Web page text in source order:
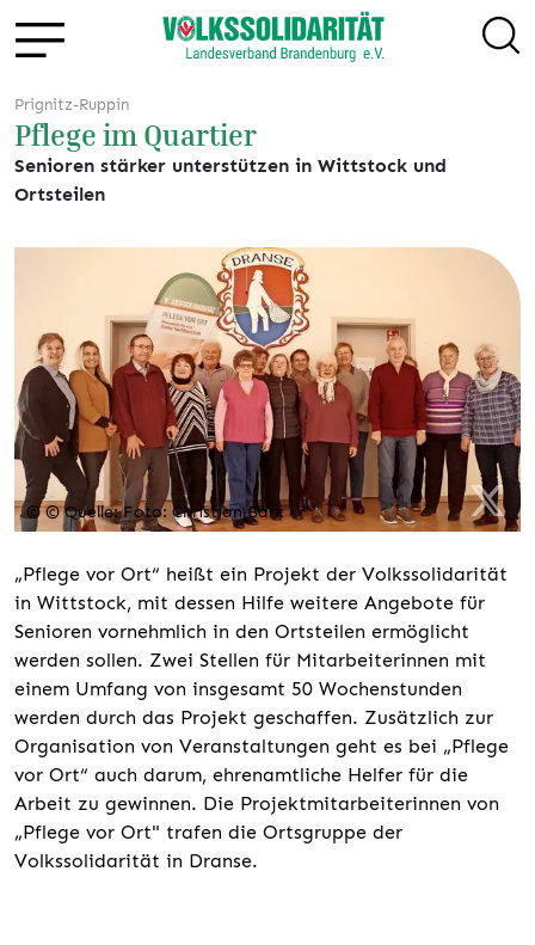
Prignitz-Ruppin
Pflege im Quartier
Senioren stärker unterstützen in Wittstock und
Ortsteilen
© © Quelle: Foto: Christian Bark
„Pflege vor Ort“ heißt ein Projekt der Volkssolidarität
in Wittstock, mit dessen Hilfe weitere Angebote für
Senioren vornehmlich in den Ortsteilen ermöglicht
werden sollen. Zwei Stellen für Mitarbeiterinnen mit
einem Umfang von insgesamt 50 Wochenstunden
werden durch das Projekt geschaffen. Zusätzlich zur
Organisation von Veranstaltungen geht es bei „Pflege
vor Ort“ auch darum, ehrenamtliche Helfer für die
Arbeit zu gewinnen. Die Projektmitarbeiterinnen von
„Pflege vor Ort" trafen die Ortsgruppe der
Volkssolidarität in Dranse.